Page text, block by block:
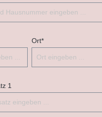
Ort*
1